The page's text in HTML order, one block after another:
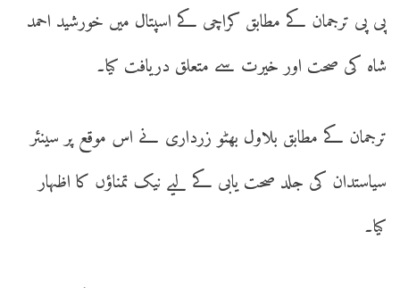
پی پی ترجمان کے مطابق کراچی کے اسپتال میں خورشید احمد
شاہ کی صحت اور خیرت سے متعلق دریافت کیا۔
ترجمان کے مطابق بلاول بھٹو زرداری نے اس موقع پر سینئر
سیاستدان کی جلد صحت یابی کے لیے نیک تمناؤں کا اظہار
کیا۔